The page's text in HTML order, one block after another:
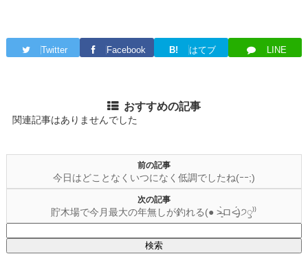
Twitter Facebook B! はてブ LINE
おすすめの記事
関連記事はありませんでした
前の記事
今日はどことなくいつになく低調でしたね(ｰｰ;)
次の記事
貯木場で今月最大の年無しが釣れる(● ˃̶͈̀ロ˂̶͈́)੭ꠥ⁾⁾
索: